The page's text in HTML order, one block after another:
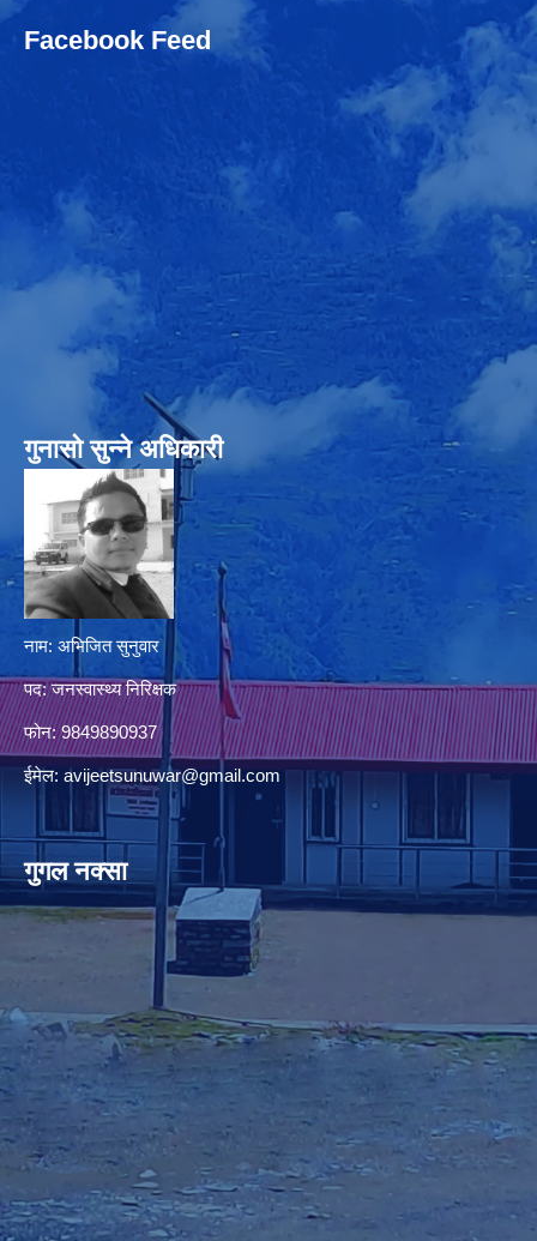
Facebook Feed
गुनासो सुन्‍ने अधिकारी
नाम: अभिजित सुनुवार
पद: जनस्वास्थ्य निरिक्षक
फोन: 9849890937
ईमेल: avijeetsunuwar@gmail.com
गुगल नक्सा
premium bootstrap themes